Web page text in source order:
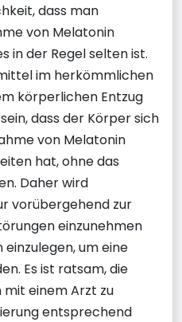
dass man
von Melatonin
in der Regel selten ist.
im herkömmlichen
körperlichen Entzug
dass der Körper sich
von Melatonin
hat, ohne das
Daher wird
vorübergehend zur
einzunehmen
um eine
Es ist ratsam, die
mit einem Arzt zu
entsprechend